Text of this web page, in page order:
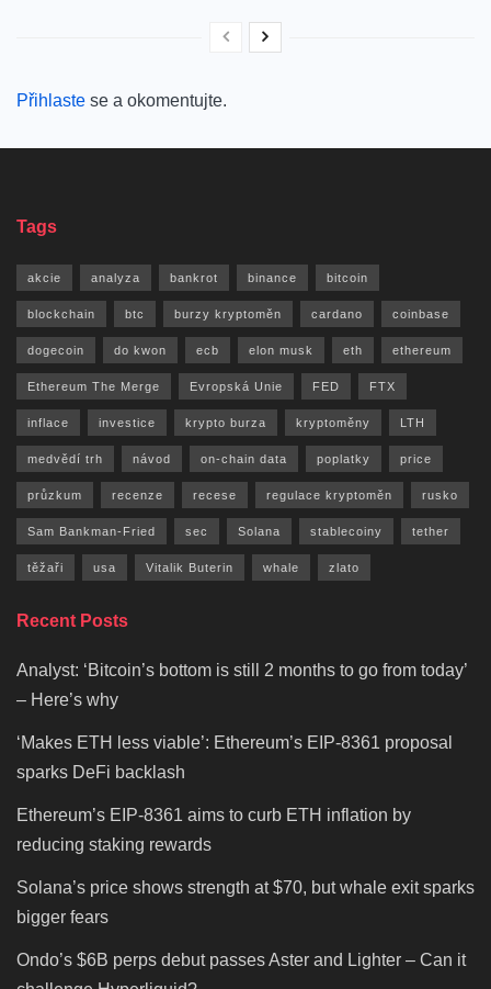
Přihlaste se a okomentujte.
Tags
akcie analyza bankrot binance bitcoin
blockchain btc burzy kryptoměn cardano coinbase
dogecoin do kwon ecb elon musk eth ethereum
Ethereum The Merge Evropská Unie FED FTX
inflace investice krypto burza kryptoměny LTH
medvědí trh návod on-chain data poplatky price
průzkum recenze recese regulace kryptoměn rusko
Sam Bankman-Fried sec Solana stablecoiny tether
těžaři usa Vitalik Buterin whale zlato
Recent Posts
Analyst: ‘Bitcoin’s bottom is still 2 months to go from today’
– Here’s why
‘Makes ETH less viable’: Ethereum’s EIP-8361 proposal
sparks DeFi backlash
Ethereum’s EIP-8361 aims to curb ETH inflation by
reducing staking rewards
Solana’s price shows strength at $70, but whale exit sparks
bigger fears
Ondo’s $6B perps debut passes Aster and Lighter – Can it